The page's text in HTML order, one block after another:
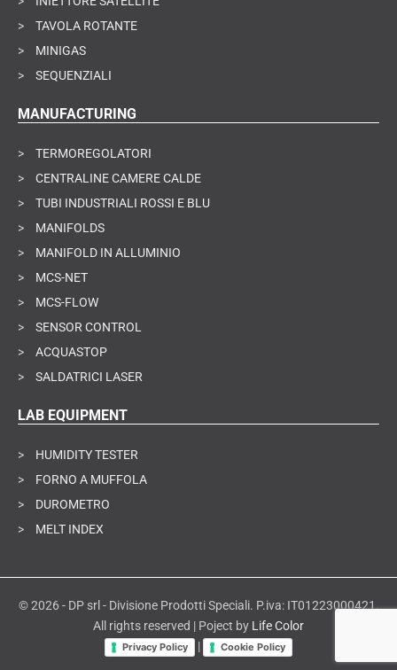
>
TAVOLA ROTANTE
>
MINIGAS
>
SEQUENZIALI
MANUFACTURING
>
TERMOREGOLATORI
>
CENTRALINE CAMERE CALDE
>
TUBI INDUSTRIALI ROSSI E BLU
>
MANIFOLDS
>
MANIFOLD IN ALLUMINIO
>
MCS-NET
>
MCS-FLOW
>
SENSOR CONTROL
>
ACQUASTOP
>
SALDATRICI LASER
LAB EQUIPMENT
>
HUMIDITY TESTER
>
FORNO A MUFFOLA
>
DUROMETRO
>
MELT INDEX
© 2026 - DP srl - Divisione Prodotti Speciali. P.iva: IT01223000421.
All rights reserved | Poject by Life Color
Privacy Policy | Cookie Policy